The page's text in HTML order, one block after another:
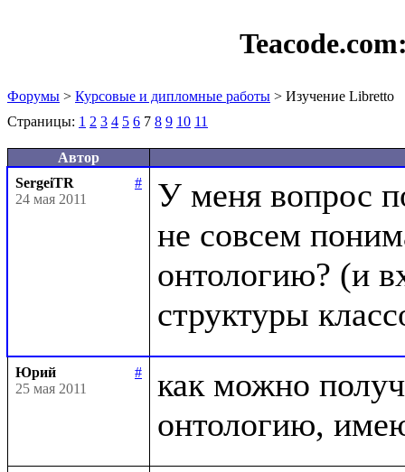
Форумы > Курсовые и дипломные работы > Изучение Libretto
Страницы: 1 2 3 4 5 6 7 8 9 10 11
Автор
SergeiTR
#
24 мая 2011
У меня вопрос
не совсем
онтологию? (и
Юрий
#
25 мая 2011
как можно